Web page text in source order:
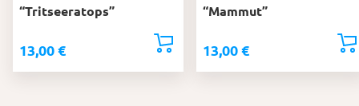
“Tritseeratops”
13,00 €
“Mammut”
13,00 €